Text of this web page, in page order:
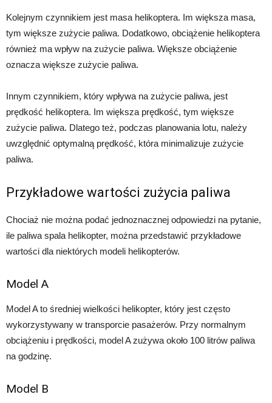
Kolejnym czynnikiem jest masa helikoptera. Im większa masa,
tym większe zużycie paliwa. Dodatkowo, obciążenie helikoptera
również ma wpływ na zużycie paliwa. Większe obciążenie
oznacza większe zużycie paliwa.
Innym czynnikiem, który wpływa na zużycie paliwa, jest
prędkość helikoptera. Im większa prędkość, tym większe
zużycie paliwa. Dlatego też, podczas planowania lotu, należy
uwzględnić optymalną prędkość, która minimalizuje zużycie
paliwa.
Przykładowe wartości zużycia paliwa
Chociaż nie można podać jednoznacznej odpowiedzi na pytanie,
ile paliwa spala helikopter, można przedstawić przykładowe
wartości dla niektórych modeli helikopterów.
Model A
Model A to średniej wielkości helikopter, który jest często
wykorzystywany w transporcie pasażerów. Przy normalnym
obciążeniu i prędkości, model A zużywa około 100 litrów paliwa
na godzinę.
Model B